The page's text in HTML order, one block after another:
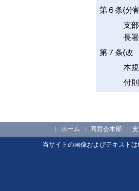
第６条(分
支
長
第７条(改
本
付
｜ ホーム ｜ 同窓会本部 ｜
当サイトの画像およびテキスト